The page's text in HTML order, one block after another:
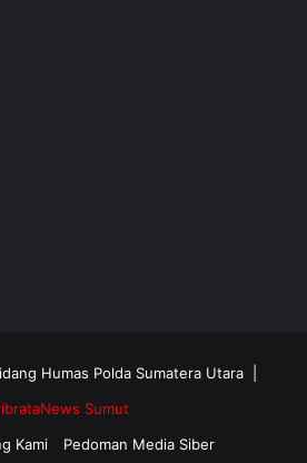
Humas Polda Sumatera Utara |
Sumut
Kami Pedoman Media Siber